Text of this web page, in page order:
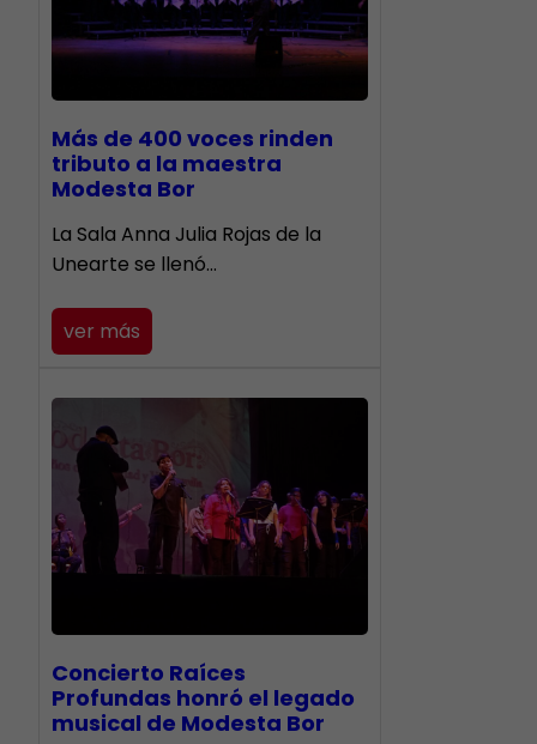
Más de 400 voces rinden
tributo a la maestra
Modesta Bor
​La Sala Anna Julia Rojas de la
Unearte se llenó…
ver más
​Concierto Raíces
Profundas honró el legado
musical de Modesta Bor